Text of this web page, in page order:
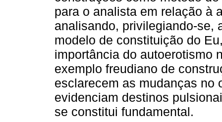
para o analista em relação à
analisando, privilegiando-se,
modelo de constituição do
importância do autoerotismo
exemplo freudiano de
esclarecem as mudanças no
evidenciam destinos
se constitui fundamental.